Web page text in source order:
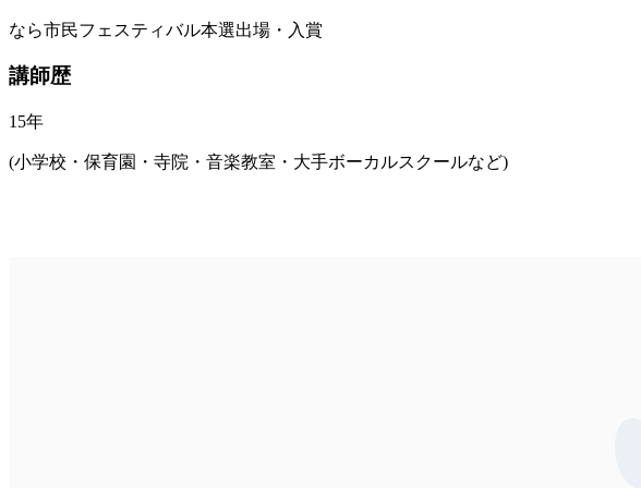
なら市民フェスティバル本選出場・入賞
講師歴
15年
(小学校・保育園・寺院・音楽教室・大手ボーカルスクールなど)